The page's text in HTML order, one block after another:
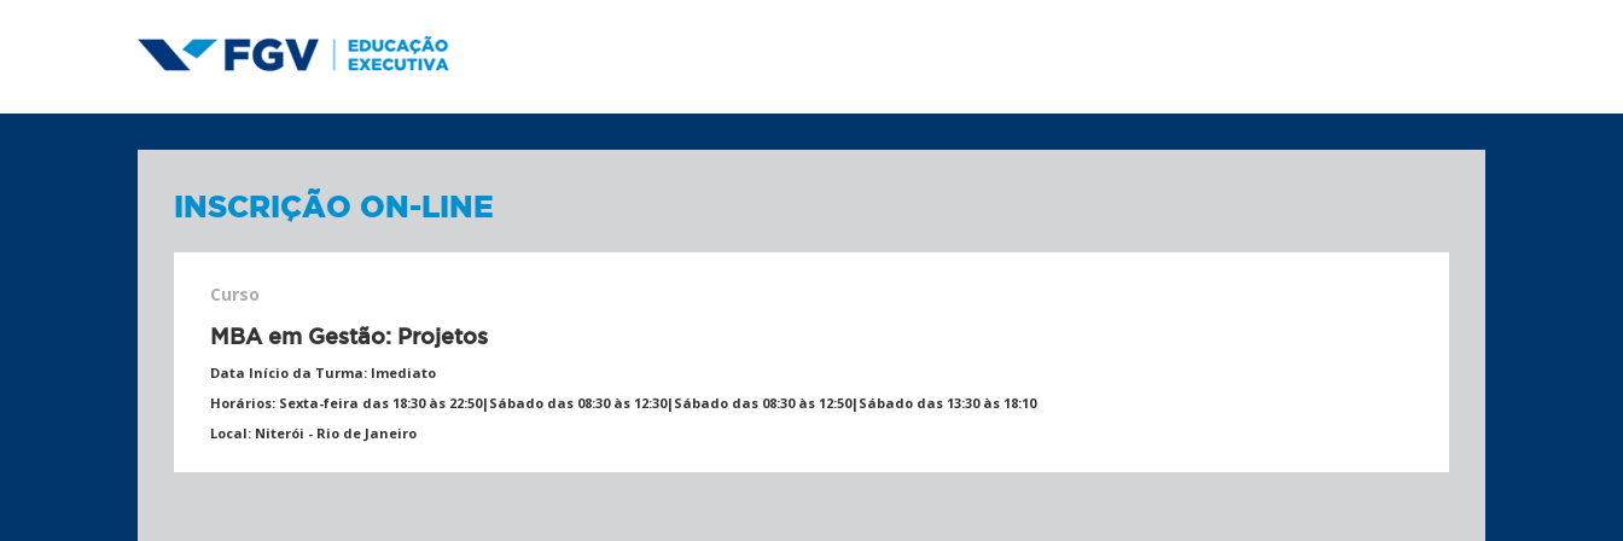
INSCRIÇÃO ON-LINE
Curso
MBA em Gestão: Projetos
Data Início da Turma: Imediato
Horários: Sexta-feira das 18:30 às 22:50|Sábado das 08:30 às 12:30|Sábado das 08:30 às 12:50|Sábado das 13:30 às 18:10
Local: Niterói - Rio de Janeiro